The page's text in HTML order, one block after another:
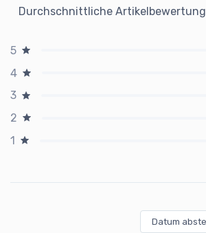
Durchschnittliche Artikelbewertung
5
4
3
2
1